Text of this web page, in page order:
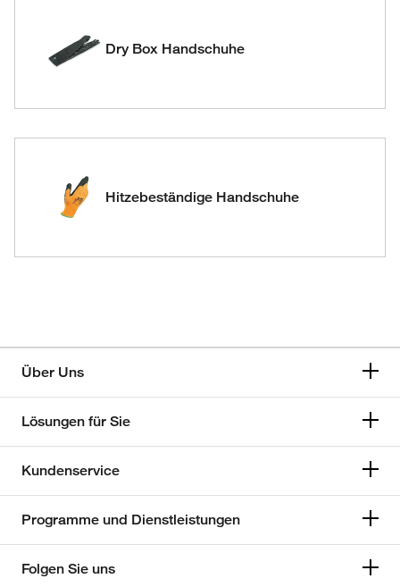
Dry Box Handschuhe
Hitzebeständige Handschuhe
Über Uns
Lösungen für Sie
Kundenservice
Programme und Dienstleistungen
Folgen Sie uns